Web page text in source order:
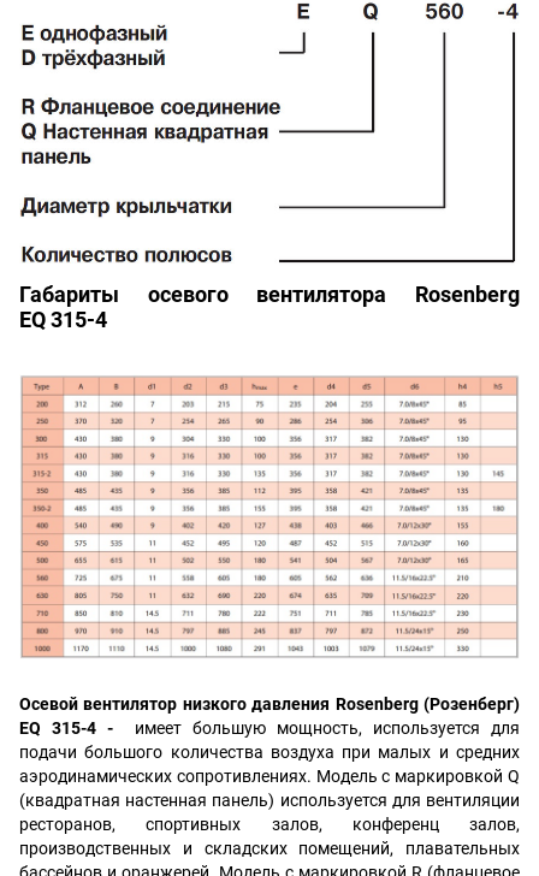
Габариты осевого вентилятора Rosenberg
EQ315-4
Осевой вентилятор низкого давления Rosenberg (Розенберг)
EQ 315-4 -
имеет большую мощность, используется для
подачи большого количества воздуха при малых и средних
аэродинамических сопротивлениях. Модель с маркировкой Q
(квадратная настенная панель) используется для вентиляции
ресторанов, спортивных залов, конференц залов,
производственных и складских помещений, плавательных